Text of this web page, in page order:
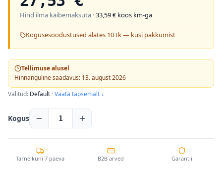
Hind ilma käibemaksuta ·33,59€ koos km-ga
Kogusesoodustused alates 10 tk — küsi pakkumist
Tellimuse alusel
Hinnanguline saadavus: 13. august 2026
Valitud: Default ·Vaata täpsemalt ↓
Kogus 1
Tarne kuni 7 päeva B2B arved Garantii